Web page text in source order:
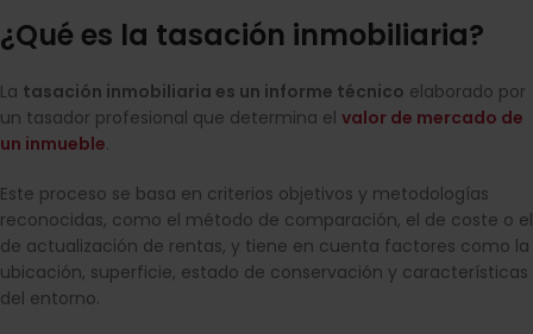
¿Qué es la tasación inmobiliaria?
La tasación inmobiliaria es un informe técnico elaborado por
un tasador profesional que determina el valor de mercado de
un inmueble.
Este proceso se basa en criterios objetivos y metodologías
reconocidas, como el método de comparación, el de coste o el
de actualización de rentas, y tiene en cuenta factores como la
ubicación, superficie, estado de conservación y características
del entorno.